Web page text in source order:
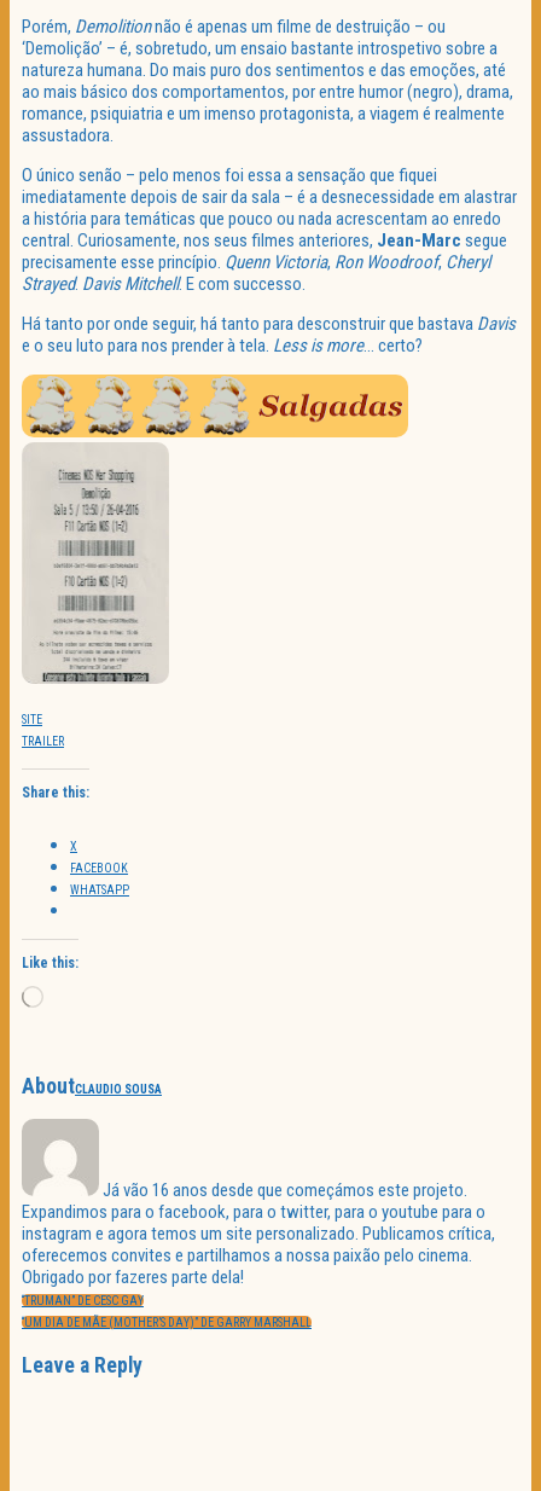
Porém, Demolitionnão é apenas um filme de destruição – ou
‘Demolição’ – é, sobretudo, um ensaio bastante introspetivo sobre a
natureza humana. Do mais puro dos sentimentos e das emoções, até
ao mais básico dos comportamentos, por entre humor (negro), drama,
romance, psiquiatria e um imenso protagonista, a viagem é realmente
assustadora.
O único senão – pelo menos foi essa a sensação que fiquei
imediatamente depois de sair da sala – é a desnecessidade em alastrar
a história para temáticas que pouco ou nada acrescentam ao enredo
central. Curiosamente, nos seus filmes anteriores, Jean-Marc segue
precisamente esse princípio. Quenn Victoria, Ron Woodroof, Cheryl
Strayed. Davis Mitchell. E com successo.
Há tanto por onde seguir, há tanto para desconstruir que bastava Davis
e o seu luto para nos prender à tela. Less is more… certo?
SITE
TRAILER
Share this:
X
FACEBOOK
WHATSAPP
Like this:
Loading…
AboutCLAUDIO SOUSA
Já vão 16 anos desde que começámos este projeto.
Expandimos para o facebook, para o twitter, para o youtube para o
instagram e agora temos um site personalizado. Publicamos crítica,
oferecemos convites e partilhamos a nossa paixão pelo cinema.
Obrigado por fazeres parte dela!
Navegação
de
artigos
PREVIOUS
POST:
“TRUMAN” DE CESC GAY
NEXT
POST:
“UM DIA DE MÃE (MOTHER’S DAY)” DE GARRY MARSHALL
Leave a Reply